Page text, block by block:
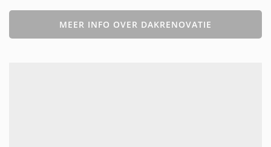
MEER INFO OVER DAKRENOVATIE